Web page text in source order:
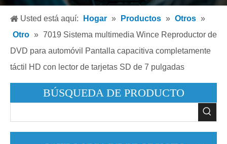
Descargar
Noticias
Contáctenos
Usted está aquí: Hogar » Productos » Otros »
Otro » 7019 Sistema multimedia Wince Reproductor de
DVD para automóvil Pantalla capacitiva completamente
táctil HD con lector de tarjetas SD de 7 pulgadas
BÚSQUEDA DE PRODUCTO